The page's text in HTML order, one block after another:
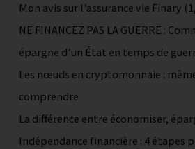
Mon avis sur l’assurance vie Finary
NE FINANCEZ PAS LA GUERRE :
épargne d’un État en temps de
Les nœuds en cryptomonnaie :
comprendre
La différence entre économiser,
Indépendance financière : 4 étapes